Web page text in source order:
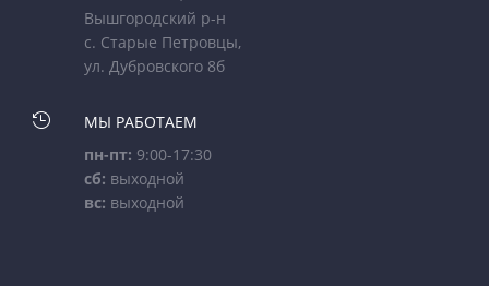
Вышгородский р-н
с. Старые Петровцы,
ул. Дубровского 8б

МЫ РАБОТАЕМ
пн-пт: 9:00-17:30
сб: выходной
вс: выходной